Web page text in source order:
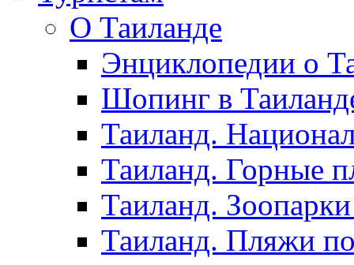
О Таиланде
Энциклопедии о
Шопинг в
Таиланд.
Таиланд. Горные
Таиланд.
Таиланд. Пляжи